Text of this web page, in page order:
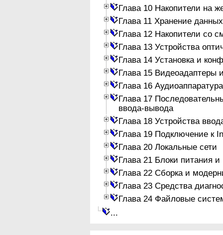
Глава 10 Накопители на
Глава 11 Хранение
Глава 12 Накопители со
Глава 13 Устройства
Глава 14 Установка и
Глава 15 Видеоадаптеры
Глава 16 Аудиоаппаратура
Глава 17
ввода-вывода
Глава 18 Устройства
Глава 19 Подключение к
Глава 20 Локальные сети
Глава 21 Блоки питания и
Глава 22 Сборка и
Глава 23 Средства
Глава 24 Файловые